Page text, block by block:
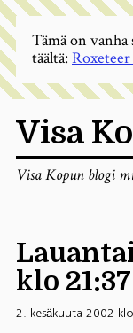
Visa
Visa Kopun blogi
klo 21:37
2. kesäkuuta 2002
Tämä on
täältä: